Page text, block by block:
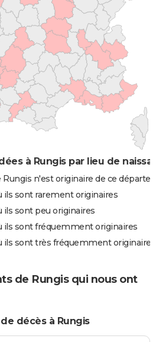
à Rungis par lieu de
Rungis n'est originaire de ce
ils sont rarement originaires
sont peu originaires
ils sont fréquemment originaires
sont très fréquemment originaires
de Rungis qui nous ont
décès à Rungis